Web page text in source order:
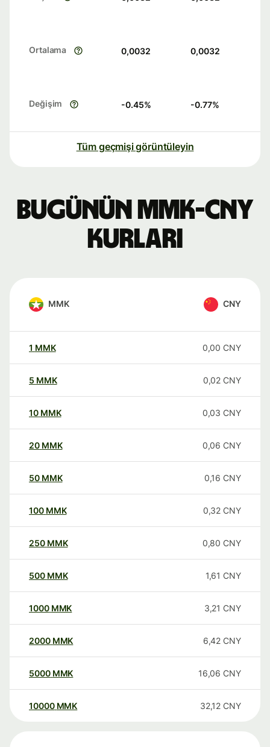
Ortalama 0,0032 0,0032
Değişim -0.45% -0.77%
Tüm geçmişi görüntüleyin
Bugünün MMK-CNY
kurları
MMK CNY
1 MMK 0,00 CNY
5 MMK 0,02 CNY
10 MMK 0,03 CNY
20 MMK 0,06 CNY
50 MMK 0,16 CNY
100 MMK 0,32 CNY
250 MMK 0,80 CNY
500 MMK 1,61 CNY
1000 MMK 3,21 CNY
2000 MMK 6,42 CNY
5000 MMK 16,06 CNY
10000 MMK 32,12 CNY